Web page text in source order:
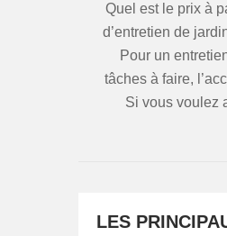
Quel est le prix à
d’entretien de
Pour un
tâches à faire,
Si vous voulez
LES